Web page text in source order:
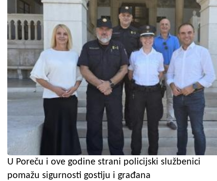
U Poreču i ove godine strani policijski službenici
pomažu sigurnosti gostiju i građana